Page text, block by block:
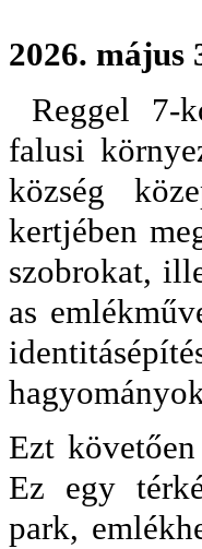
2026. május
Reggel 7-
falusi
község
kertjében
szobrokat,
as
Ezt
Ez egy
park,